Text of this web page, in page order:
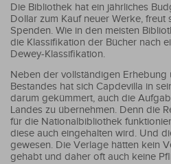
Die Bibliothek hat ein jährliches
Dollar zum Kauf neuer Werke,
Spenden. Wie in den meisten
die Klassifikation der Bücher nach
Dewey-Klassifikation.
Neben der vollständigen Erhebung
Bestandes hat sich Capdevilla in
darum gekümmert, auch die
Landes zu übernehmen. Denn die
für die Nationalbibliothek
diese auch eingehalten wird. Und
gewesen. Die Verlage hätten kein
gehabt und daher oft auch keine